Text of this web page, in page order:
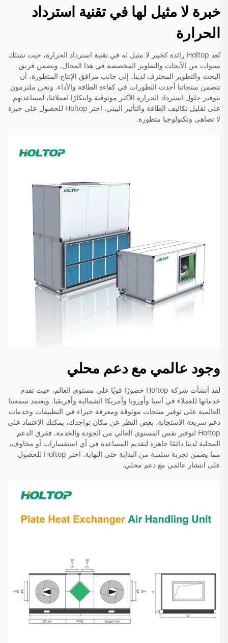
خبرة لا مثيل لها في تقنية استرداد
الحرارة
تُعد Holtop رائدة كخبير لا مثيل له في تقنية استرداد الحرارة، حيث تمتلك
سنوات من الأبحاث والتطوير المخصصة في هذا المجال. ويضمن فريق
البحث والتطوير المحترف لدينا، إلى جانب مرافق الإنتاج المتطورة، أن
تتضمن منتجاتنا أحدث التطورات في كفاءة الطاقة والأداء. ونحن ملتزمون
بتوفير حلول استرداد الحرارة الأكثر موثوقية وابتكارًا لعملائنا، لمساعدتهم
على تقليل تكاليف الطاقة والتأثير البيئي. اختر Holtop للحصول على خبرة
لا تضاهى وتكنولوجيا متطورة.
وجود عالمي مع دعم محلي
لقد أنشأت شركة Holtop حضورًا قويًا على مستوى العالم، حيث تقدم
خدماتها للعملاء في آسيا وأوروبا وأمريكا الشمالية وأفريقيا. ويعتمد سمعتنا
العالمية على توفير منتجات موثوقة ومعرفة خبراء في التطبيقات وخدمات
دعم سريعة الاستجابة. بغض النظر عن مكان تواجدك، يمكنك الاعتماد على
Holtop لتوفير نفس المستوى العالي من الجودة والخدمة. ففرق الدعم
المحلية لدينا دائمًا جاهزة لتقديم المساعدة في أي استفسارات أو مخاوف،
مما يضمن تجربة سلسة من البداية حتى النهاية. اختر Holtop للحصول
على انتشار عالمي مع دعم محلي.